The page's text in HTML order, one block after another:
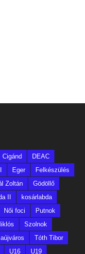
Cigánd
DEAC
Eger
Felkészülés
Zoltán
Gödöllő
II
kosárlabda
Női foci
Putnok
Szolnok
Tóth Tibor
U16 U19